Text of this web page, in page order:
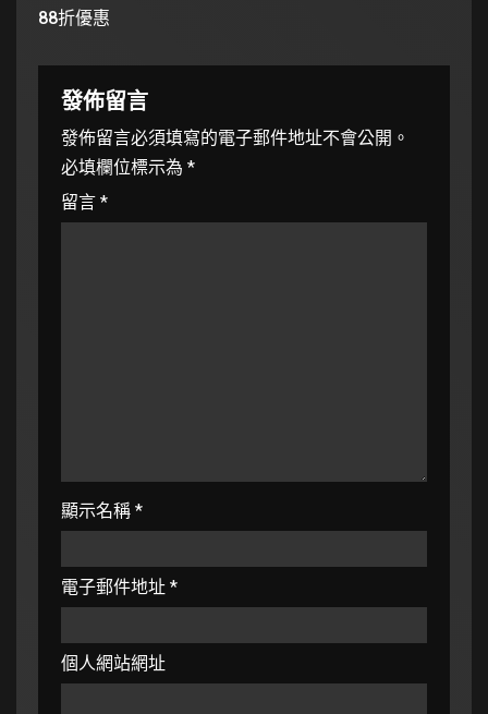
88折優惠
發佈留言
發佈留言必須填寫的電子郵件地址不會公開。
必填欄位標示為 *
留言 *
顯示名稱 *
電子郵件地址 *
個人網站網址